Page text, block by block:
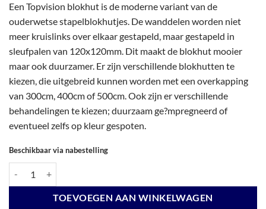
was:
€ 6.669,00.
is:
€ 6.669,00.
Een Topvision blokhut is de moderne variant van de
ouderwetse stapelblokhutjes. De wanddelen worden niet
meer kruislinks over elkaar gestapeld, maar gestapeld in
sleufpalen van 120x120mm. Dit maakt de blokhut mooier
maar ook duurzamer. Er zijn verschillende blokhutten te
kiezen, die uitgebreid kunnen worden met een overkapping
van 300cm, 400cm of 500cm. Ook zijn er verschillende
behandelingen te kiezen; duurzaam ge?mpregneerd of
eventueel zelfs op kleur gespoten.
Beschikbaar via nabestelling
TOEVOEGEN AAN WINKELWAGEN